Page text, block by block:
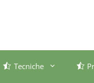
Tecniche